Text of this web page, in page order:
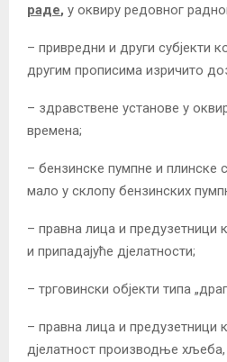
раде, у оквиру редовног
– привредни и други субјекти
другим прописима изричито
– здравствене установе у
времена;
– бензинске пумпне и плинске
мало у склопу бензинских
– правна лица и предузетници
и припадајуће дјелатности;
– трговински објекти типа
– правна лица и предузетници
дјелатност производње хљеба,